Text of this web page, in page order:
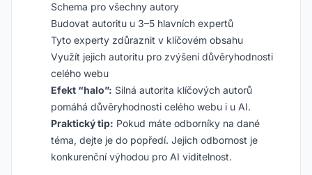
Schema pro všechny autory
Budovat autoritu u 3–5 hlavních expertů
Tyto experty zdůraznit v klíčovém obsahu
Využít jejich autoritu pro zvýšení důvěryhodnosti
celého webu
Efekt “halo”: Silná autorita klíčových autorů
pomáhá důvěryhodnosti celého webu i u AI.
Praktický tip: Pokud máte odborníky na dané
téma, dejte je do popředí. Jejich odbornost je
konkurenční výhodou pro AI viditelnost.